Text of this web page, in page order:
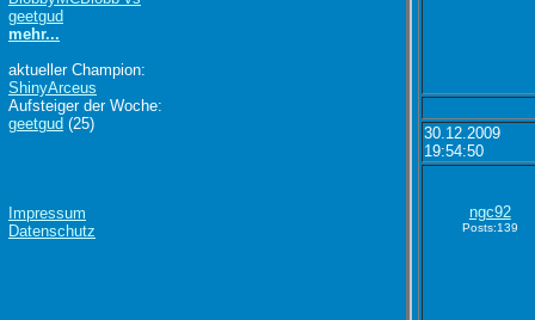
30.12.2009
19:54:50
ngc92
Posts:139
geetgud
mehr...
aktueller Champion:
ShinyArceus
Aufsteiger der Woche:
geetgud (25)
Impressum
Datenschutz